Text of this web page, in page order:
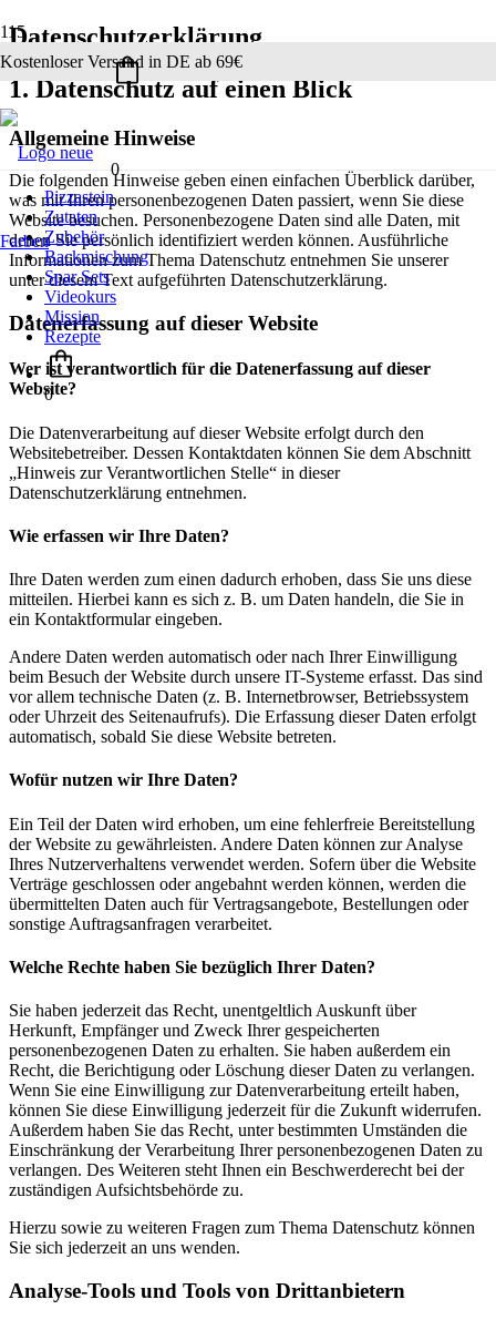
Kostenloser Versand in DE ab 69€
0
Pizzastein
Zutaten
Zubehör
Backmischung
Spar Sets
Videokurs
Mission
Rezepte
0
Datenschutz­erklärung
1. Datenschutz auf einen Blick
Allgemeine Hinweise
Die folgenden Hinweise geben einen einfachen Überblick darüber,
was mit Ihren personenbezogenen Daten passiert, wenn Sie diese
Website besuchen. Personenbezogene Daten sind alle Daten, mit
denen Sie persönlich identifiziert werden können. Ausführliche
Informationen zum Thema Datenschutz entnehmen Sie unserer
unter diesem Text aufgeführten Datenschutzerklärung.
Datenerfassung auf dieser Website
Wer ist verantwortlich für die Datenerfassung auf dieser
Website?
Die Datenverarbeitung auf dieser Website erfolgt durch den
Websitebetreiber. Dessen Kontaktdaten können Sie dem Abschnitt
„Hinweis zur Verantwortlichen Stelle“ in dieser
Datenschutzerklärung entnehmen.
Wie erfassen wir Ihre Daten?
Ihre Daten werden zum einen dadurch erhoben, dass Sie uns diese
mitteilen. Hierbei kann es sich z. B. um Daten handeln, die Sie in
ein Kontaktformular eingeben.
Andere Daten werden automatisch oder nach Ihrer Einwilligung
beim Besuch der Website durch unsere IT-Systeme erfasst. Das sind
vor allem technische Daten (z. B. Internetbrowser, Betriebssystem
oder Uhrzeit des Seitenaufrufs). Die Erfassung dieser Daten erfolgt
automatisch, sobald Sie diese Website betreten.
Wofür nutzen wir Ihre Daten?
Ein Teil der Daten wird erhoben, um eine fehlerfreie Bereitstellung
der Website zu gewährleisten. Andere Daten können zur Analyse
Ihres Nutzerverhaltens verwendet werden. Sofern über die Website
Verträge geschlossen oder angebahnt werden können, werden die
übermittelten Daten auch für Vertragsangebote, Bestellungen oder
sonstige Auftragsanfragen verarbeitet.
Welche Rechte haben Sie bezüglich Ihrer Daten?
Sie haben jederzeit das Recht, unentgeltlich Auskunft über
Herkunft, Empfänger und Zweck Ihrer gespeicherten
personenbezogenen Daten zu erhalten. Sie haben außerdem ein
Recht, die Berichtigung oder Löschung dieser Daten zu verlangen.
Wenn Sie eine Einwilligung zur Datenverarbeitung erteilt haben,
können Sie diese Einwilligung jederzeit für die Zukunft widerrufen.
Außerdem haben Sie das Recht, unter bestimmten Umständen die
Einschränkung der Verarbeitung Ihrer personenbezogenen Daten zu
verlangen. Des Weiteren steht Ihnen ein Beschwerderecht bei der
zuständigen Aufsichtsbehörde zu.
Hierzu sowie zu weiteren Fragen zum Thema Datenschutz können
Sie sich jederzeit an uns wenden.
Analyse-Tools und Tools von Dritt­anbietern